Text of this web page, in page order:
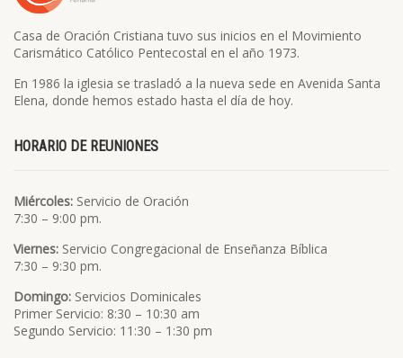
Casa de Oración Cristiana tuvo sus inicios en el Movimiento
Carismático Católico Pentecostal en el año 1973.
En 1986 la iglesia se trasladó a la nueva sede en Avenida Santa
Elena, donde hemos estado hasta el día de hoy.
HORARIO DE REUNIONES
Miércoles: Servicio de Oración
7:30 – 9:00 pm.
Viernes: Servicio Congregacional de Enseñanza Bíblica
7:30 – 9:30 pm.
Domingo: Servicios Dominicales
Primer Servicio: 8:30 – 10:30 am
Segundo Servicio: 11:30 – 1:30 pm